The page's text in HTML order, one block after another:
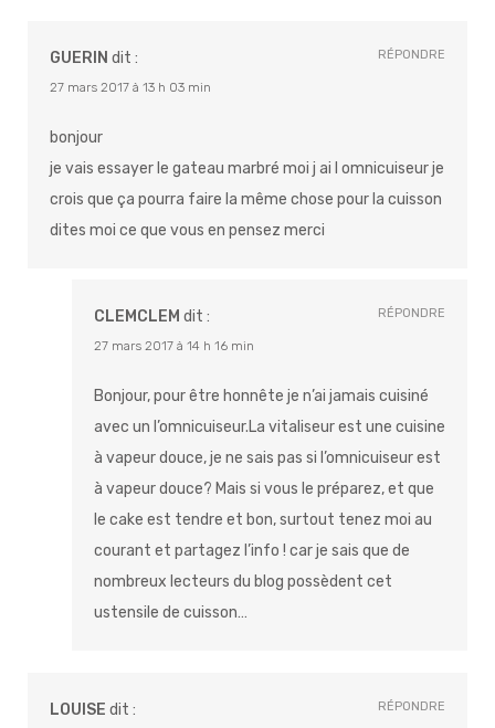
GUERIN dit :
27 mars 2017 à 13 h 03 min
bonjour
je vais essayer le gateau marbré moi j ai l omnicuiseur je
crois que ça pourra faire la même chose pour la cuisson
dites moi ce que vous en pensez merci
RÉPONDRE
CLEMCLEM dit :
27 mars 2017 à 14 h 16 min
Bonjour, pour être honnête je n’ai jamais cuisiné
avec un l’omnicuiseur.La vitaliseur est une cuisine
à vapeur douce, je ne sais pas si l’omnicuiseur est
à vapeur douce? Mais si vous le préparez, et que
le cake est tendre et bon, surtout tenez moi au
courant et partagez l’info ! car je sais que de
nombreux lecteurs du blog possèdent cet
ustensile de cuisson…
RÉPONDRE
LOUISE dit : RÉPONDRE